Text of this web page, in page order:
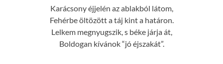
Karácsony éjjelén az ablakból látom,
Fehérbe öltözött a táj kint a határon.
Lelkem megnyugszik, s béke járja át,
Boldogan kívánok “jó éjszakát”.